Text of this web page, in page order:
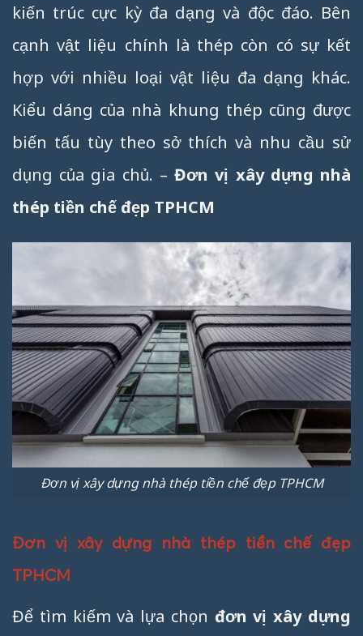
kiến trúc cực kỳ đa dạng và độc đáo. Bên
cạnh vật liệu chính là thép còn có sự kết
hợp với nhiều loại vật liệu đa dạng khác.
Kiểu dáng của nhà khung thép cũng được
biến tấu tùy theo sở thích và nhu cầu sử
dụng của gia chủ. –Đơn vị xây dựng nhà
thép tiền chế đẹp TPHCM
Đơn vị xây dựng nhà thép tiền chế đẹp TPHCM
Đơn vị xây dựng nhà thép tiền chế đẹp
TPHCM
Để tìm kiếm và lựa chọn đơn vị xây dựng